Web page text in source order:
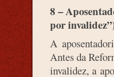
8 –
por
A
Antes da
invalidez, a